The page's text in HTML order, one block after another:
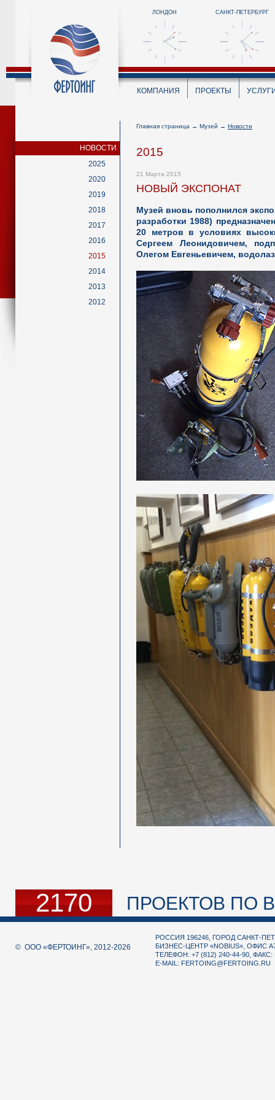
ЛОНДОН САНКТ-ПЕТЕРБУРГ
КОМПАНИЯ ПРОЕКТЫ
НОВОСТИ
2025
2020
2019
2018
2017
2016
2015
2014
2013
2012
Главная страница → Музей → Новости
2015
21 Марта 2015
НОВЫЙ ЭКСПОНАТ
Музей вновь пополнился
разработки 1988)
20 метров в условиях
Сергеем Леонидовичем,
Олегом Евгеньевичем,
2170 ПРОЕКТОВ ПО
© ООО «ФЕРТОИНГ», 2012-2026
РОССИЯ 196246, ГОРОД САНКТ-
БИЗНЕС-ЦЕНТР «NOBIUS», ОФИС
ТЕЛЕФОН: +7 (812) 240-44-90, ФАКС:
E-MAIL: FERTOING@FERTOING.RU